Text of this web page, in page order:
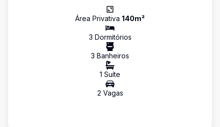
Área Privativa 140m²
3 Dormitórios
3 Banheiros
1 Suíte
2 Vagas